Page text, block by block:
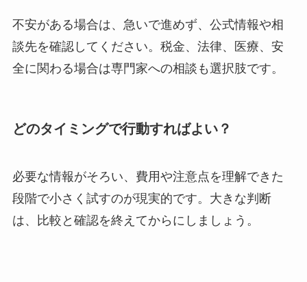
不安がある場合は、急いで進めず、公式情報や相
談先を確認してください。税金、法律、医療、安
全に関わる場合は専門家への相談も選択肢です。
どのタイミングで行動すればよい？
必要な情報がそろい、費用や注意点を理解できた
段階で小さく試すのが現実的です。大きな判断
は、比較と確認を終えてからにしましょう。